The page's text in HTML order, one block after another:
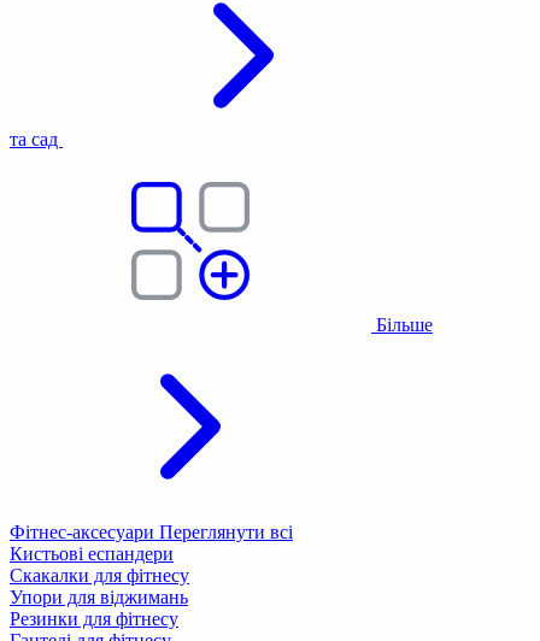
та сад
Більше
Фітнес-аксесуари Переглянути всі
Кистьові еспандери
Скакалки для фітнесу
Упори для віджимань
Резинки для фітнесу